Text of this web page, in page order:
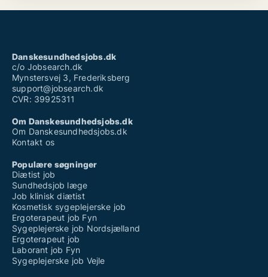
Danskesundhedsjobs.dk
c/o Jobsearch.dk
Mynstersvej 3, Frederiksberg
support@jobsearch.dk
CVR: 39925311
Om Danskesundhedsjobs.dk
Om Danskesundhedsjobs.dk
Kontakt os
Populære søgninger
Diætist job
Sundhedsjob læge
Job klinisk diætist
Kosmetisk sygeplejerske job
Ergoterapeut job Fyn
Sygeplejerske job Nordsjælland
Ergoterapeut job
Laborant job Fyn
Sygeplejerske job Vejle